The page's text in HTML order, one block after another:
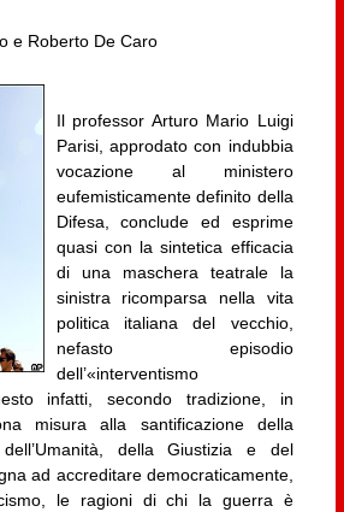
e Roberto De Caro
Il professor Arturo Mario Luigi
Parisi, approdato con indubbia
vocazione al ministero
eufemisticamente definito della
Difesa, conclude ed esprime
quasi con la sintetica efficacia
di una maschera teatrale la
sinistra ricomparsa nella vita
politica italiana del vecchio,
nefasto episodio
dell’«interventismo
infatti, secondo tradizione, in
misura alla santificazione della
della Giustizia e del
ad accreditare democraticamente,
le ragioni di chi la guerra è